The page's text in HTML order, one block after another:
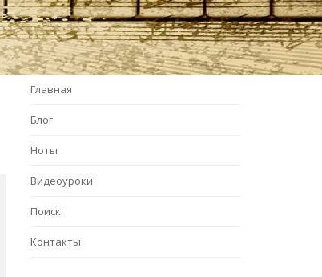
Главная
Блог
Ноты
Видеоуроки
Поиск
Контакты